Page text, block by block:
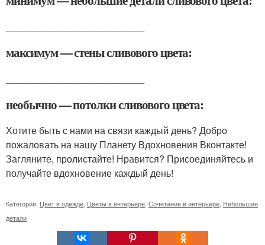
максимум — стены сливового цвета:
необычно — потолки сливового цвета:
Хотите быть с нами на связи каждый день? Добро
пожаловать на нашу Планету Вдохновения Вконтакте!
Загляните, пролистайте! Нравится? Присоединяйтесь и
получайте вдохновение каждый день!
Категории: Цвет в одежде Цветы в интерьере Сочетание в интерьере Небольшие
детали